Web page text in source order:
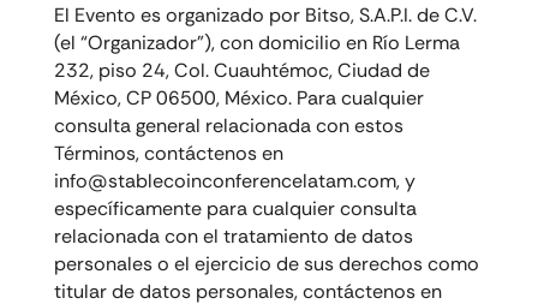
El Evento es organizado por Bitso, S.A.P.I. de C.V.
(el “Organizador”), con domicilio en Río Lerma
232, piso 24, Col. Cuauhtémoc, Ciudad de
México, CP 06500, México. Para cualquier
consulta general relacionada con estos
Términos, contáctenos en
info@stablecoinconferencelatam.com, y
específicamente para cualquier consulta
relacionada con el tratamiento de datos
personales o el ejercicio de sus derechos como
titular de datos personales, contáctenos en